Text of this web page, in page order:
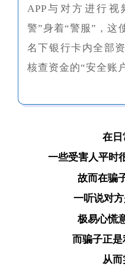
APP与对方进行
警”身着“警服”，这
名下银行卡内全部
核查资金的“安全账
在日
一些受害人平时
故而在骗
一听说对
极易心慌
而骗子正
从